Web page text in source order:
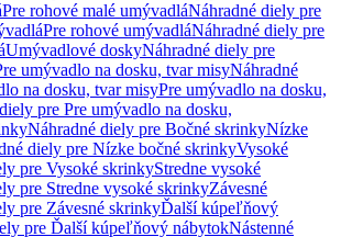
Pre rohové malé umývadláNáhradné diely pre
Pre rohové umývadláNáhradné diely pre
Umývadlové doskyNáhradné diely pre
umývadlo na dosku, tvar misyNáhradné
na dosku, tvar misyPre umývadlo na dosku,
pre Pre umývadlo na dosku,
Náhradné diely pre Bočné skrinkyNízke
diely pre Nízke bočné skrinkyVysoké
pre Vysoké skrinkyStredne vysoké
pre Stredne vysoké skrinkyZávesné
pre Závesné skrinkyĎalší kúpeľňový
pre Ďalší kúpeľňový nábytokNástenné